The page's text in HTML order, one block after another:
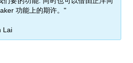
功能上的期许。"
Lai